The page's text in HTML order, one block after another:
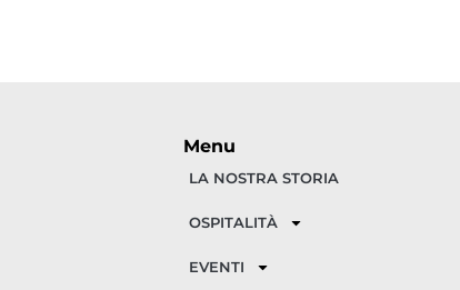
Menu
LA NOSTRA STORIA
OSPITALITÀ
EVENTI